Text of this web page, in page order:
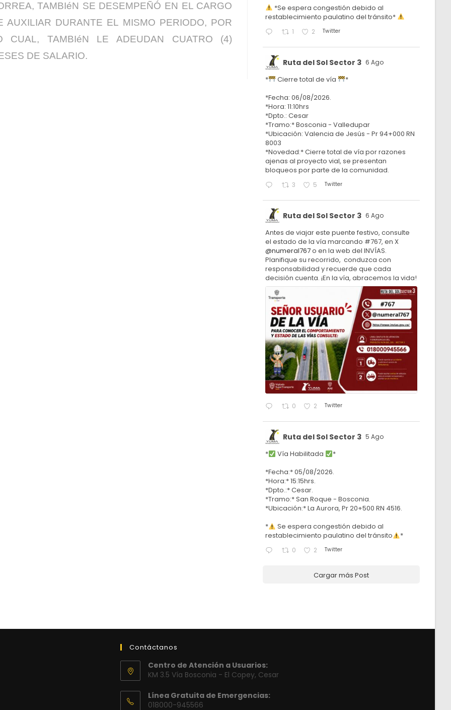
TAMBIéN SE DESEMPEÑÓ EN EL CARGO
AUXILIAR DURANTE EL MISMO PERIODO, POR
CUAL, TAMBIéN LE ADEUDAN CUATRO (4)
DE SALARIO.
*Se espera congestión debido al
restablecimiento paulatino del tránsito*
1 2 Twitter
Ruta del Sol Sector 3 6 Ago
* Cierre total de vía
*
*Fecha: 06/08/2026.
*Hora: 11:10hrs
*Dpto.: Cesar
*Tramo:* Bosconia - Valledupar
*Ubicación: Valencia de Jesús - Pr 94+000 RN
8003
*Novedad:* Cierre total de vía por razones
ajenas al proyecto vial, se presentan
bloqueos por parte de la comunidad.
3 5 Twitter
Ruta del Sol Sector 3 6 Ago
Antes de viajar este puente festivo, consulte
el estado de la vía marcando #767, en X
@numeral767o en la web del INVÍAS.
Planifique su recorrido, conduzca con
responsabilidad y recuerde que cada
decisión cuenta. ¡En la vía, abracemos la vida!
0 2 Twitter
Ruta del Sol Sector 3 5 Ago
* Vía Habilitada
*
*Fecha:* 05/08/2026.
*Hora:* 15:15hrs.
*Dpto.:* Cesar.
*Tramo:* San Roque - Bosconia.
*Ubicación:* La Aurora, Pr 20+500 RN 4516.
*
Se espera congestión debido al
restablecimiento paulatino del tránsito
*
0 2 Twitter
Cargar más Post
Contáctanos
Centro de Atención a Usuarios:
KM 3.5 Vía Bosconia - El Copey, Cesar
Línea Gratuita de Emergencias:
018000-945566